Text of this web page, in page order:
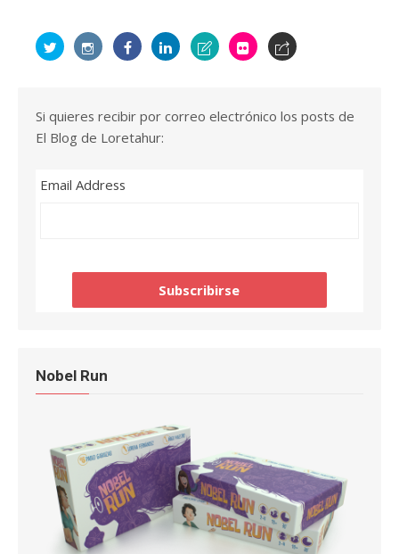
Si quieres recibir por correo electrónico los posts de
El Blog de Loretahur:
Email Address
Nobel Run